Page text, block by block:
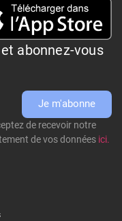
abonnez-vous
Je m'abonne
de recevoir notre
de vos données ici.